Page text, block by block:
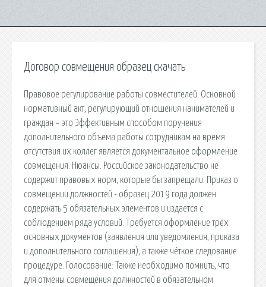
Договор совмещения образец скачать
Правовое регулирование работы совместителей. Основной
нормативный акт, регулирующий отношения нанимателей и
граждан – это Эффективным способом поручения
дополнительного объема работы сотрудникам на время
отсутствия их коллег является документальное оформление
совмещения. Нюансы. Российское законодательство не
содержит правовых норм, которые бы запрещали. Приказ о
совмещении должностей - образец 2019 года должен
содержать 5 обязательных элементов и издается с
соблюдением ряда условий. Требуется оформление трёх
основных документов (заявления или уведомления, приказа
и дополнительного соглашения), а также чёткое следование
процедуре. Голосование: Также необходимо помнить, что
для отмены совмещения должностей в обязательном